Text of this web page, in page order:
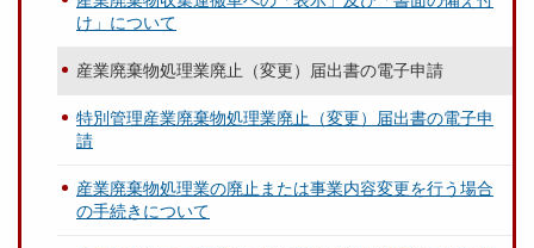
け」について
産業廃棄物処理業廃止（変更）届出書の電子申請
特別管理産業廃棄物処理業廃止（変更）届出書の電子申
請
産業廃棄物処理業の廃止または事業内容変更を行う場合
の手続きについて